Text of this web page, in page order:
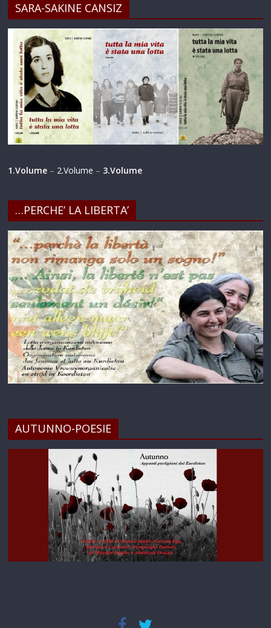
SARA-SAKINE CANSIZ
1.Volume – 2.Volume – 3.Volume
…PERCHE’ LA LIBERTA’
AUTUNNO-POESIE